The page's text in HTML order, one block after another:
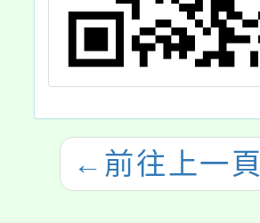
← 前往上一頁